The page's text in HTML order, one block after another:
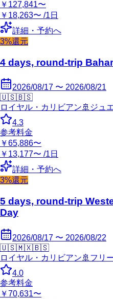
￥127,841〜
￥18,263〜 /1日
詳細・予約へ
3%還元
4 days, round-trip
2026/08/17 〜 2026/08/21
🇺🇸🇧🇸
ロイヤル・カリビアン 🚢 ジュ
4.3
参考料金
￥65,886〜
￥13,177〜 /1日
詳細・予約へ
3%還元
5 days, round-trip
Day
2026/08/17 〜 2026/08/22
🇺🇸🇲🇽🇧🇸
ロイヤル・カリビアン 🚢 フリ
4.0
参考料金
￥70,631〜